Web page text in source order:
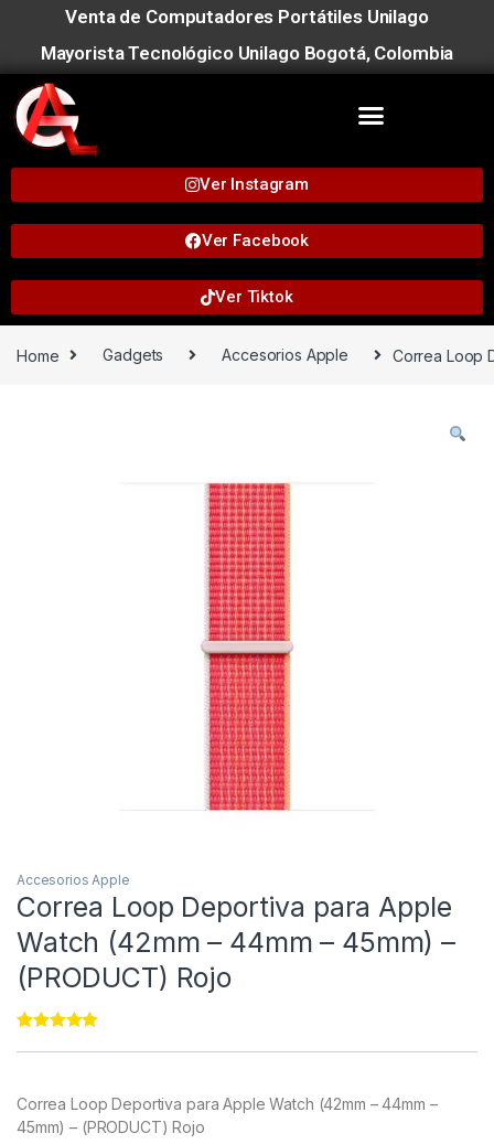
Venta de Computadores Portátiles Unilago
Mayorista Tecnológico Unilago Bogotá, Colombia
Ver Instagram
Ver Facebook
Ver Tiktok
Home Gadgets Accesorios Apple Correa Loop
Accesorios Apple
Correa Loop Deportiva para Apple
Watch (42mm – 44mm – 45mm) –
(PRODUCT) Rojo
ratings
Correa Loop Deportiva para Apple Watch (42mm – 44mm –
45mm) – (PRODUCT) Rojo